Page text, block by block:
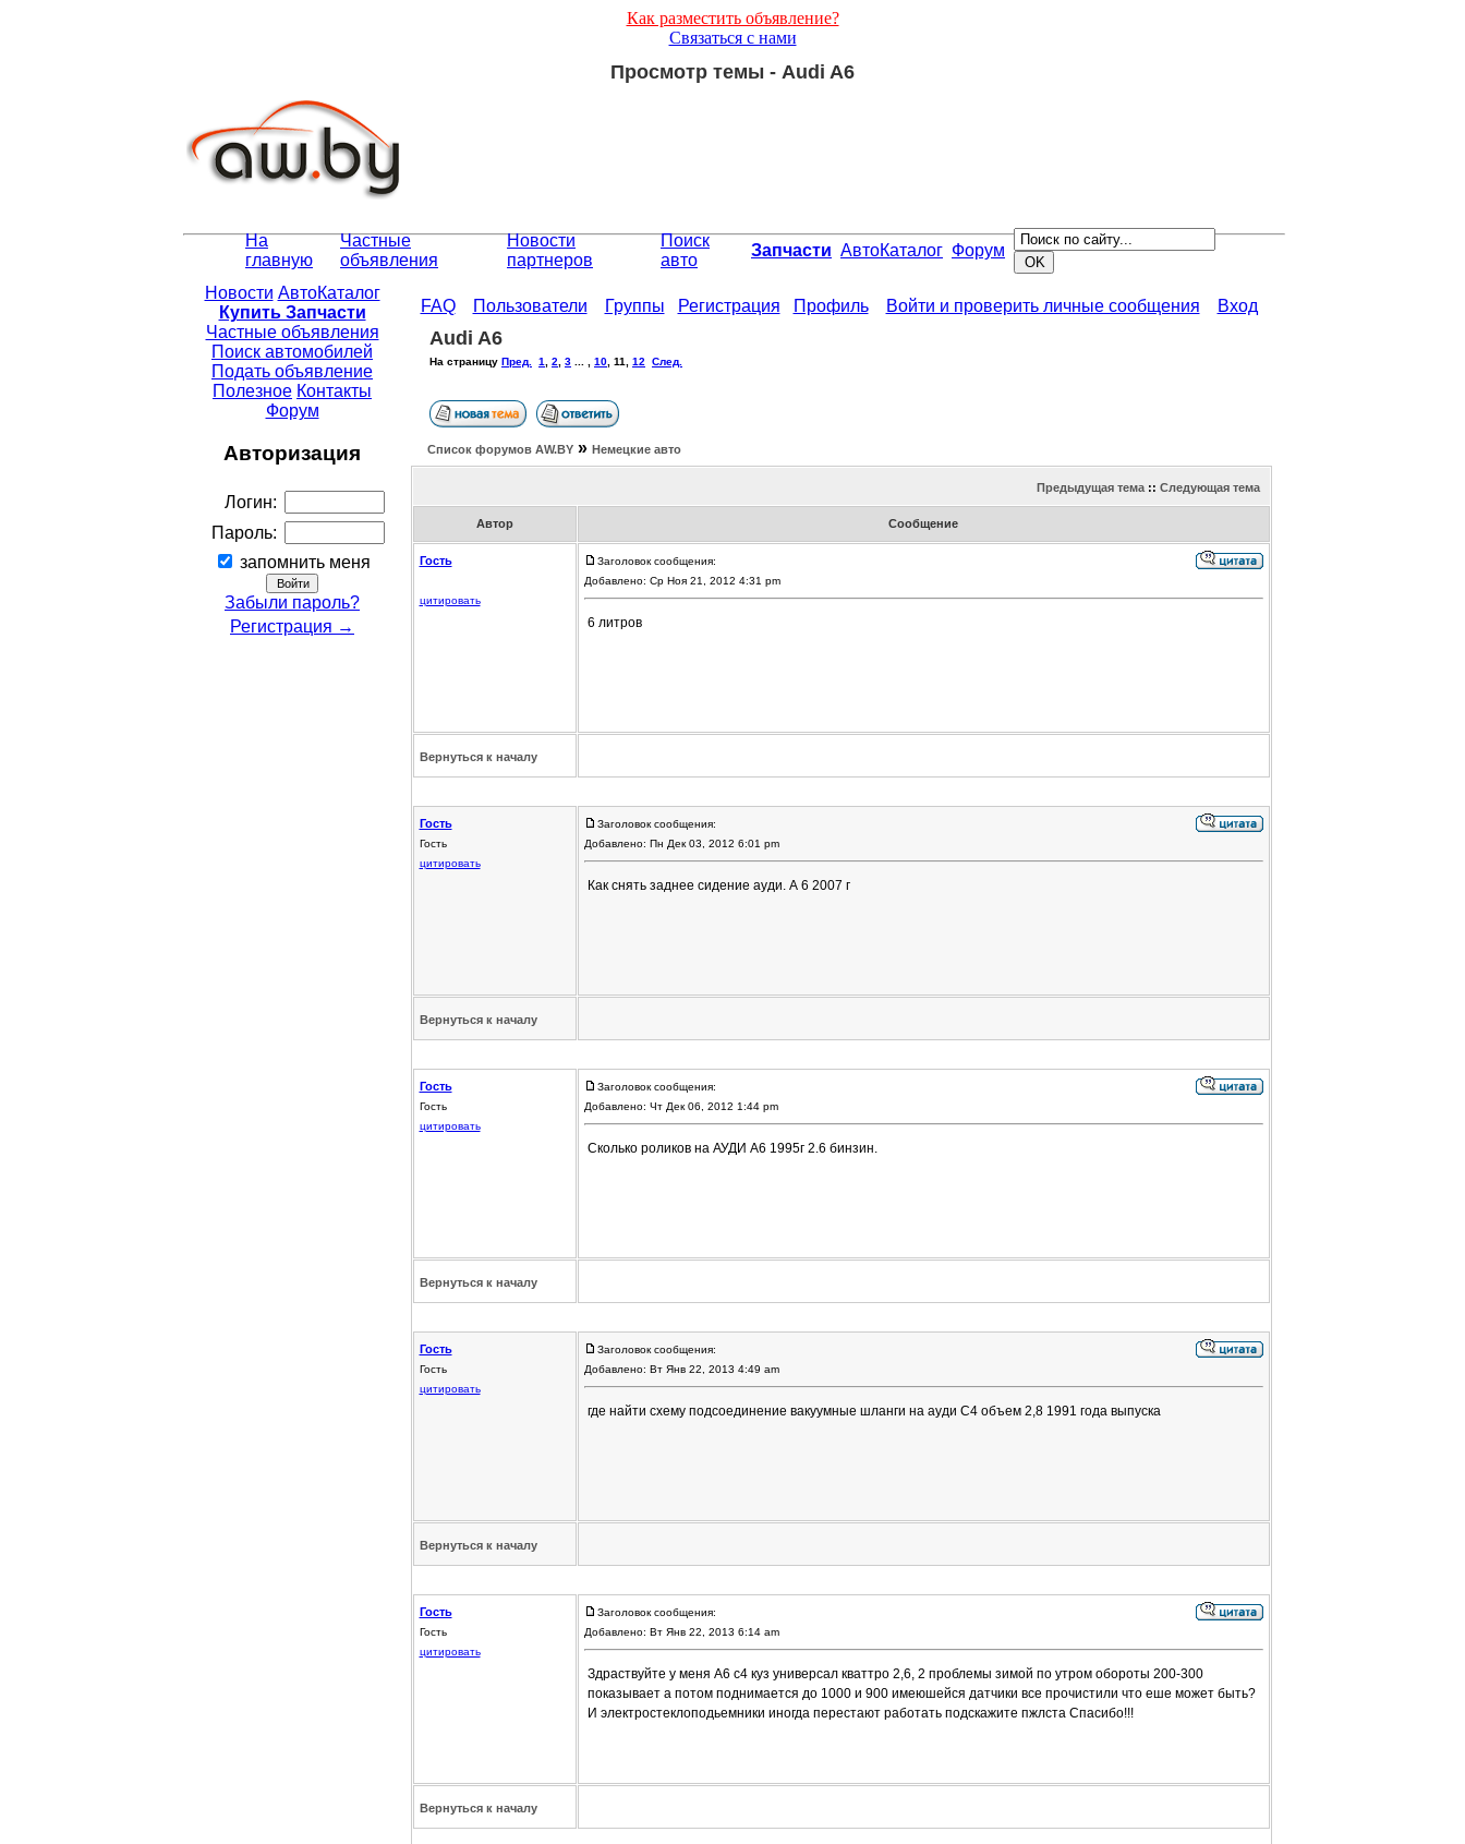
Как разместить объявление?
Связаться с нами
Просмотр темы - Audi A6
На
главную
Частные
объявления
Новости
партнеров
Поиск
авто
Запчасти АвтоКаталог Форум
Новости АвтоКаталог
Купить Запчасти
Частные объявления
Поиск автомобилей
Подать объявление
Полезное Контакты
Форум
Авторизация
Логин:
Пароль:
запомнить меня
Забыли пароль?
Регистрация →
FAQ Пользователи Группы Регистрация Профиль Войти и проверить личные сообщения Вход
Audi A6
На страницу Пред. 1 2 3 10 11 12 След.
Список форумов АW.BY» Немецкие авто
Предыдущая тема:: Следующая тема
Автор Сообщение
Гость
цитировать
Заголовок сообщения:
Добавлено: Ср Ноя 21, 2012 4:31 pm
6 литров
Вернуться к началу
Гость
Гость
цитировать
Заголовок сообщения:
Добавлено: Пн Дек 03, 2012 6:01 pm
Как снять заднее сидение ауди. А 6 2007 г
Вернуться к началу
Гость
Гость
цитировать
Заголовок сообщения:
Добавлено: Чт Дек 06, 2012 1:44 pm
Сколько роликов на АУДИ А6 1995г 2.6 бинзин.
Вернуться к началу
Гость
Гость
цитировать
Заголовок сообщения:
Добавлено: Вт Янв 22, 2013 4:49 am
где найти схему подсоединение вакуумные шланги на ауди С4 объем 2,8 1991 года выпуска
Вернуться к началу
Гость
Гость
цитировать
Заголовок сообщения:
Добавлено: Вт Янв 22, 2013 6:14 am
Здраствуйте у меня А6 с4 куз универсал кваттро 2,6, 2 проблемы зимой по утром обороты 200-300
показывает а потом поднимается до 1000 и 900 имеюшейся датчики все прочистили что еше может быть?
И электростеклоподьемники иногда перестают работать подскажите пжлста Спасибо!!!
Вернуться к началу